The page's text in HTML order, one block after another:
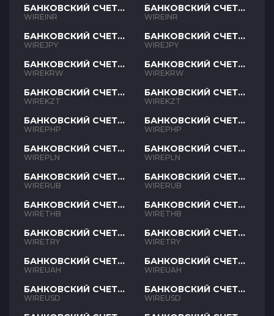
БАНКОВСКИЙ СЧЕТ
INR
WIREINR
БАНКОВСКИЙ СЧЕТ
JPY
WIREJPY
БАНКОВСКИЙ СЧЕТ
KRW
WIREKRW
БАНКОВСКИЙ СЧЕТ
KZT
WIREKZT
БАНКОВСКИЙ СЧЕТ
PHP
WIREPHP
БАНКОВСКИЙ СЧЕТ
PLN
WIREPLN
БАНКОВСКИЙ СЧЕТ
RUB
WIRERUB
БАНКОВСКИЙ СЧЕТ
THB
WIRETHB
БАНКОВСКИЙ СЧЕТ
TRY
WIRETRY
БАНКОВСКИЙ СЧЕТ
UAH
WIREUAH
БАНКОВСКИЙ СЧЕТ
USD
WIREUSD
БАНКОВСКИЙ СЧЕТ
INR
WIREINR
БАНКОВСКИЙ СЧЕТ
JPY
WIREJPY
БАНКОВСКИЙ СЧЕТ
KRW
WIREKRW
БАНКОВСКИЙ СЧЕТ
KZT
WIREKZT
БАНКОВСКИЙ СЧЕТ
PHP
WIREPHP
БАНКОВСКИЙ СЧЕТ
PLN
WIREPLN
БАНКОВСКИЙ СЧЕТ
RUB
WIRERUB
БАНКОВСКИЙ СЧЕТ
THB
WIRETHB
БАНКОВСКИЙ СЧЕТ
TRY
WIRETRY
БАНКОВСКИЙ СЧЕТ
UAH
WIREUAH
БАНКОВСКИЙ СЧЕТ
USD
WIREUSD